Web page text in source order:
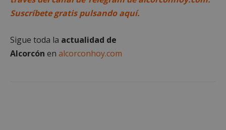
Suscríbete gratis pulsando aquí.
Sigue toda la actualidad de
Alcorcón en alcorconhoy.com
Cookies no clasificadas